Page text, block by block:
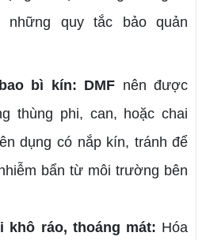
những quy tắc bảo quản
bì kín: DMF nên được
thùng phi, can, hoặc chai
dụng có nắp kín, tránh để
bẩn từ môi trường bên
khô ráo, thoáng mát: Hóa